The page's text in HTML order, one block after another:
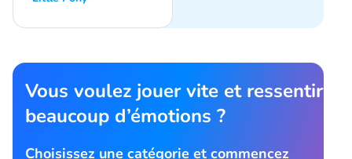
Vous voulez jouer vite et ressentir
beaucoup d’émotions ?
Choisissez une catégorie et commencez